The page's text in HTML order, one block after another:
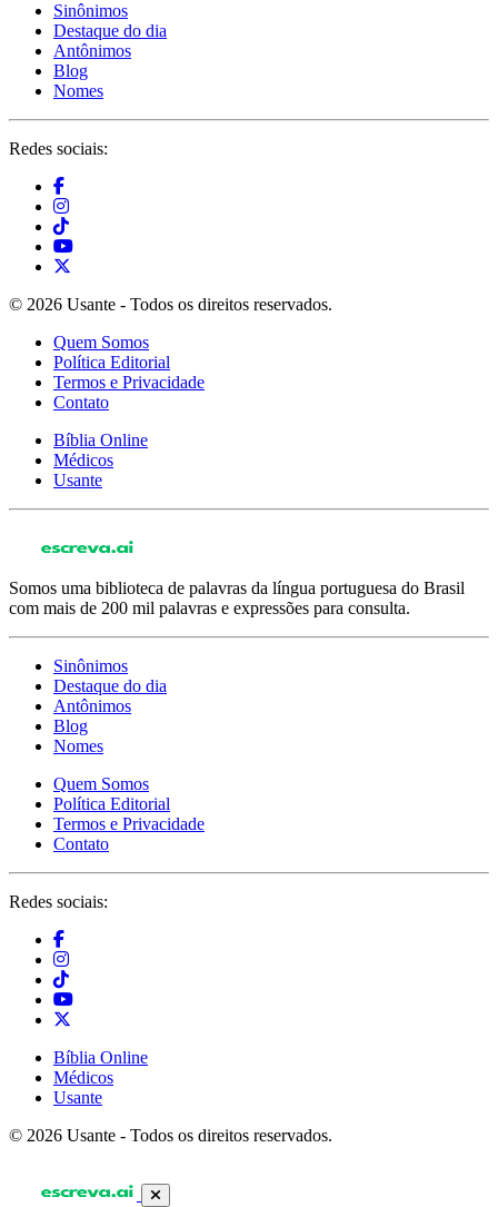
Sinônimos
Destaque do dia
Antônimos
Blog
Nomes
Redes sociais:
© 2026 Usante - Todos os direitos reservados.
Quem Somos
Política Editorial
Termos e Privacidade
Contato
Bíblia Online
Médicos
Usante
Somos uma biblioteca de palavras da língua portuguesa do Brasil
com mais de 200 mil palavras e expressões para consulta.
Sinônimos
Destaque do dia
Antônimos
Blog
Nomes
Quem Somos
Política Editorial
Termos e Privacidade
Contato
Redes sociais:
Bíblia Online
Médicos
Usante
© 2026 Usante - Todos os direitos reservados.